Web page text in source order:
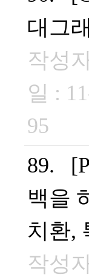
대그
작성
일 :
95
89.
백을
치환,
작성